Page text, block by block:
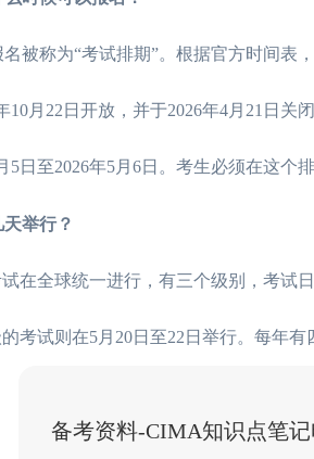
被称为“考试排期”。根据官方时间表
10月22日开放，并于2026年4月21日关
5日至2026年5月6日。考生必须在这个
举行？
在全球统一进行，有三个级别，考试
考试则在5月20日至22日举行。每年
备考资料-CIMA知识点笔记